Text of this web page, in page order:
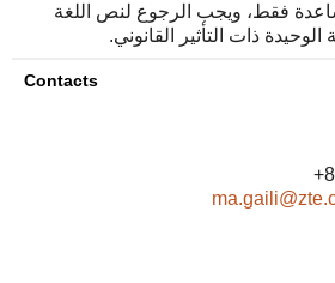
فقط، ويجب الرجوع لنص اللغة
ذات التأثير القانوني.
Contacts